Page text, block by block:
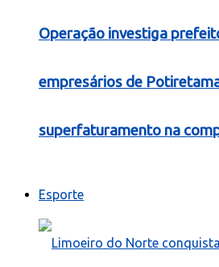
Operação investiga
empresários de
superfaturamento na
Esporte